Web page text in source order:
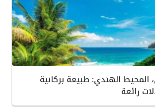
المحيط الهندي: طبيعة بركانية
رائعة